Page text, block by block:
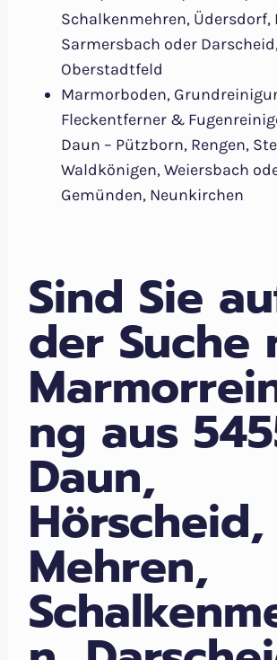
Schalkenmehren, Üdersdorf,
Sarmersbach oder
Oberstadtfeld
Marmorboden,
Fleckentferner &
Daun – Pützborn, Rengen,
Waldkönigen, Weiersbach
Gemünden, Neunkirchen
Sind Sie
der Suche
ng aus
Daun,
Hörscheid,
Mehren,